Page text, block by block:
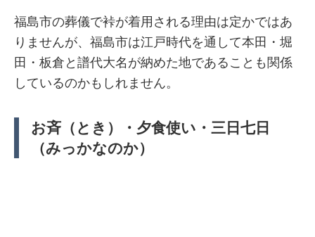
福島市の葬儀で裃が着用される理由は定かではあ
りませんが、福島市は江戸時代を通して本田・堀
田・板倉と譜代大名が納めた地であることも関係
しているのかもしれません。
お斉（とき）・夕食使い・三日七日
（みっかなのか）